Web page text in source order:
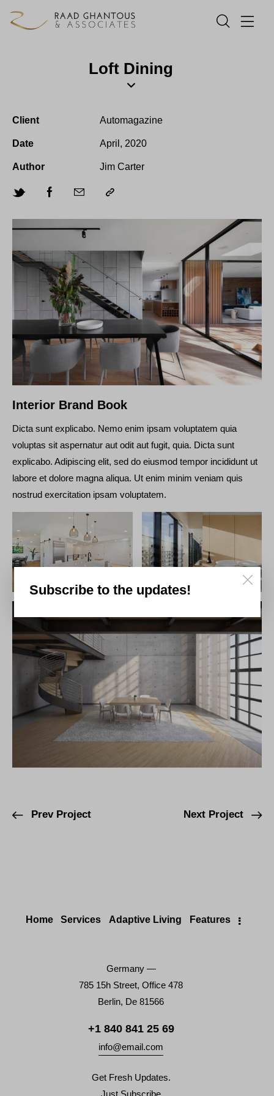
Loft Dining
Interior Brand Book
Dicta sunt explicabo. Nemo enim ipsam voluptatem quia
voluptas sit aspernatur aut odit aut fugit, quia. Dicta sunt
explicabo. Adipiscing elit, sed do eiusmod tempor incididunt ut
labore et dolore magna aliqua. Ut enim minim veniam quis
nostrud exercitation ipsam voluptatem.
Client Automagazine
Date April, 2020
Author Jim Carter
Prev Project Next Project
Home Services Adaptive Living Features
Germany —
785 15h Street, Office 478
Berlin, De 81566
+1 840 841 25 69
info@email.com
Get Fresh Updates.
Just Subscribe
Subscribe to the updates!